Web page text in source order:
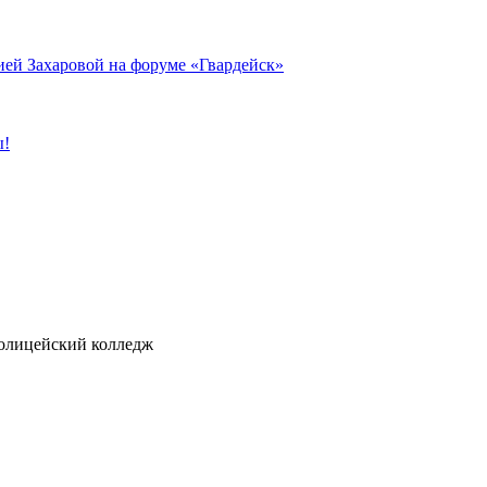
Захаровой на форуме «Гвардейск»
колледж